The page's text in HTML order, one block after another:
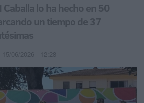
Caballa lo ha hecho en 50
un tiempo de 37
15/06/2026 - 12:28